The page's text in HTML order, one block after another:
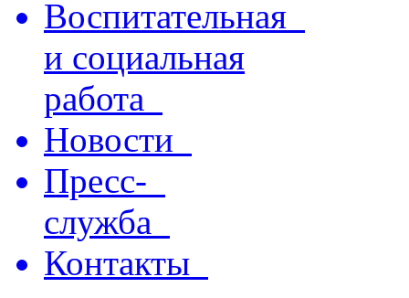
Воспитательная
и социальная
работа
Новости
Пресс-
служба
Контакты